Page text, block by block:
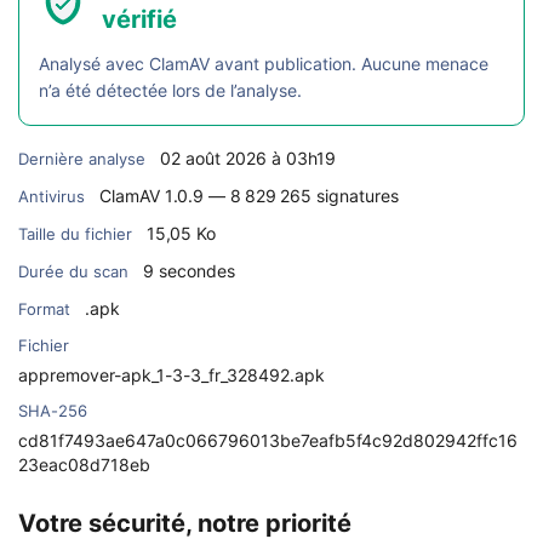
vérifié
Analysé avec ClamAV avant publication. Aucune menace
n’a été détectée lors de l’analyse.
Dernière analyse 02 août 2026 à 03h19
Antivirus ClamAV 1.0.9 — 8 829 265 signatures
Taille du fichier 15,05 Ko
Durée du scan 9 secondes
Format .apk
Fichier
appremover-apk_1-3-3_fr_328492.apk
SHA-256
cd81f7493ae647a0c066796013be7eafb5f4c92d802942ffc16
23eac08d718eb
Votre sécurité, notre priorité